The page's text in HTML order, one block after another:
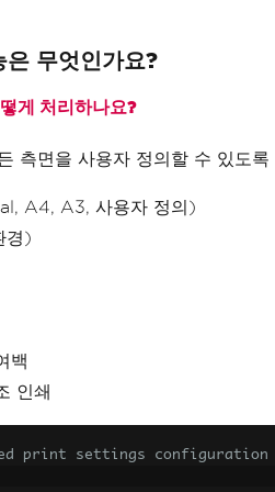
무엇인가요?
게 처리하나요?
측면을 사용자 정의할 수 있도록
A4, A3, 사용자 정의)
경)
백
인쇄
print settings configuration